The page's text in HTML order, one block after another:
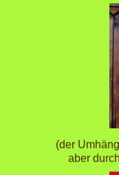
(der
aber